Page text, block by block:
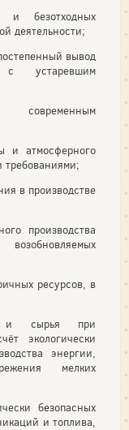
и безотходных
деятельности;
вывод
с устаревшим
и атмосферного
требованиями;
в производстве
производства
ресурсов, в
и сырья при
экологически
энергии,
мелких
безопасных
и топлива,